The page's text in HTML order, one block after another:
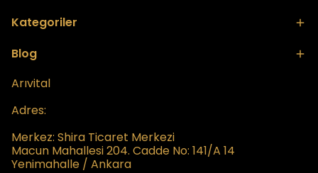
Kategoriler
Blog
Arıvital
Adres:
Merkez: Shira Ticaret Merkezi
Macun Mahallesi 204. Cadde No: 141/A 14
Yenimahalle / Ankara